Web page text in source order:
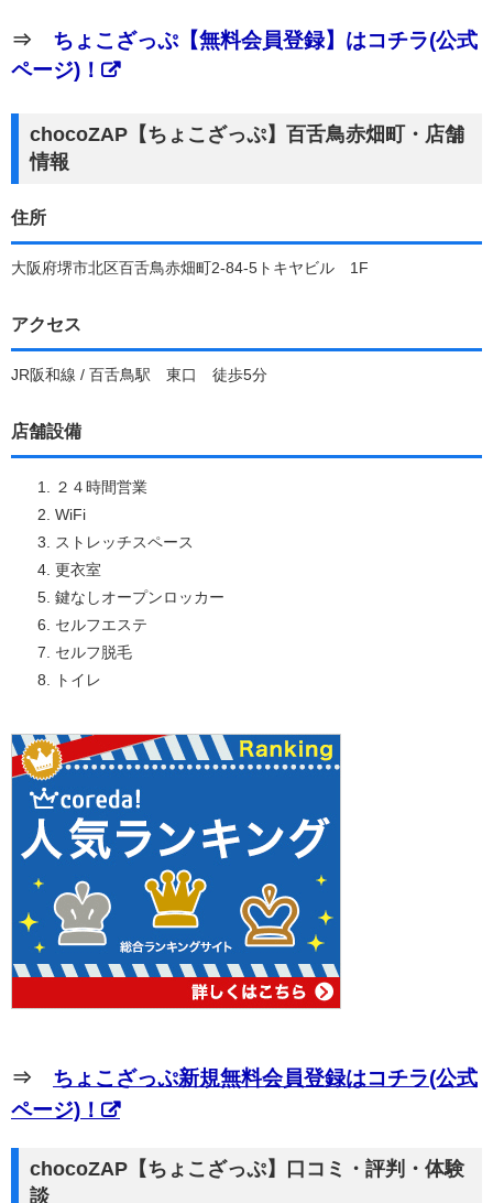
⇒ ちょこざっぷ【無料会員登録】はコチラ(公式
ページ)！
chocoZAP【ちょこざっぷ】百舌鳥赤畑町・店舗
情報
住所
大阪府堺市北区百舌鳥赤畑町2-84-5トキヤビル 1F
アクセス
JR阪和線 / 百舌鳥駅 東口 徒歩5分
店舗設備
２４時間営業
WiFi
ストレッチスペース
更衣室
鍵なしオープンロッカー
セルフエステ
セルフ脱毛
トイレ
⇒ ちょこざっぷ新規無料会員登録はコチラ(公式
ページ)！
chocoZAP【ちょこざっぷ】口コミ・評判・体験
談